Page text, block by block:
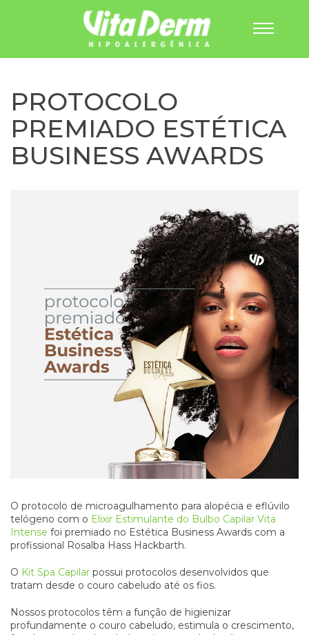
Pular
conteúdo
PROTOCOLO
PREMIADO ESTÉTICA
BUSINESS AWARDS
O protocolo de microagulhamento para alopécia e eflúvilo
telógeno com o Elixir Estimulante do Bulbo Capilar Vita
Intense foi premiado no Estética Business Awards com a
profissional Rosalba Hass Hackbarth.
O Kit Spa Capilar possui protocolos desenvolvidos que
tratam desde o couro cabeludo até os fios.
Nossos protocolos têm a função de higienizar
profundamente o couro cabeludo, estimula o crescimento,